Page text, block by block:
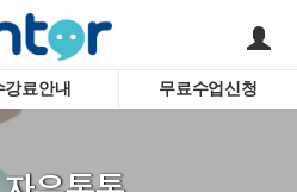
서비스안내
강사소개
어린이
강료안내 무료수업신청